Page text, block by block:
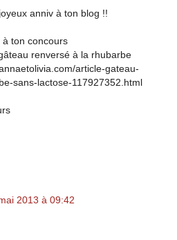
anniv à ton blog !!
à ton concours
renversé à la rhubarbe
article-gateau-
sans-lactose-117927352.html
2013 à 09:42